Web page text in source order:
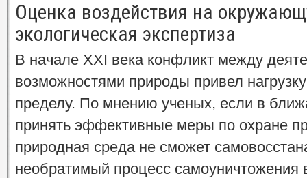
Оценка воздействия на
экологическая экспертиза
В начале ХХI века конфликт между
возможностями природы привел
пределу. По мнению ученых, если в
принять эффективные меры по охране
природная среда не сможет
необратимый процесс самоуничтожения